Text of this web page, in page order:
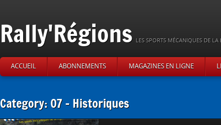
Rally'Régions LES SPORTS MÉCANIQUES DE
ACCUEIL ABONNEMENTS MAGAZINES EN LIGNE
Category: 07 – Historiques